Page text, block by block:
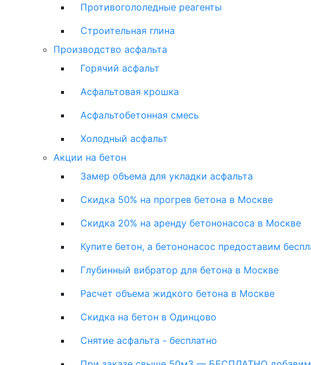
Противогололедные реагенты
Строительная глина
Производство асфальта
Горячий асфальт
Асфальтовая крошка
Асфальтобетонная смесь
Холодный асфальт
Акции на бетон
Замер объема для укладки асфальта
Скидка 50% на прогрев бетона в Москве
Скидка 20% на аренду бетононасоса в Москве
Купите бетон, а бетононасос предоставим
Глубинный вибратор для бетона в Москве
Расчет объема жидкого бетона в Москве
Скидка на бетон в Одинцово
Снятие асфальта - бесплатно